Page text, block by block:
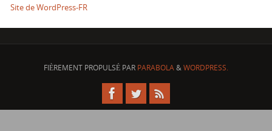
Site de WordPress-FR
FIÈREMENT PROPULSÉ PAR PARABOLA&WORDPRESS.